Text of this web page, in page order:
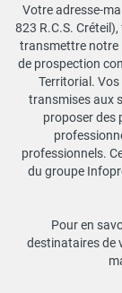
Votre adresse-
823 R.C.S.
transmettre notre
de prospection
Territorial.
transmises aux
proposer des
professionnels.
du groupe
Pour en
destinataires de